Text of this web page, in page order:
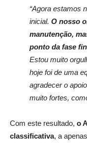
“Agora estamos
inicial. O nosso
manutenção,
ponto da fase
Estou muito
hoje foi de uma
agradecer o
muito fortes,
Com este resultado, o
classificativa, a